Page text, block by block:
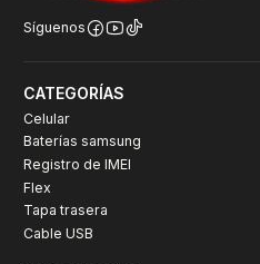
Síguenos
CATEGORÍAS
Celular
Baterías samsung
Registro de IMEI
Flex
Tapa trasera
Cable USB